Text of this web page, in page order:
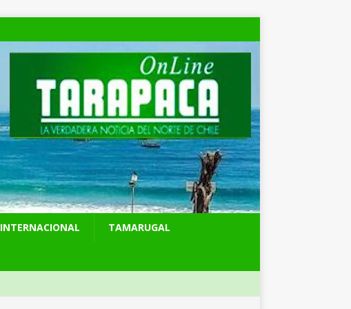
INTERNACIONAL TAMARUGAL